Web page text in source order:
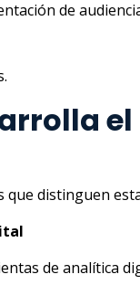
de
el
que distinguen
de analítica